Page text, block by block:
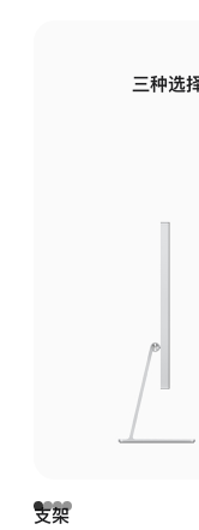
三种选
支架